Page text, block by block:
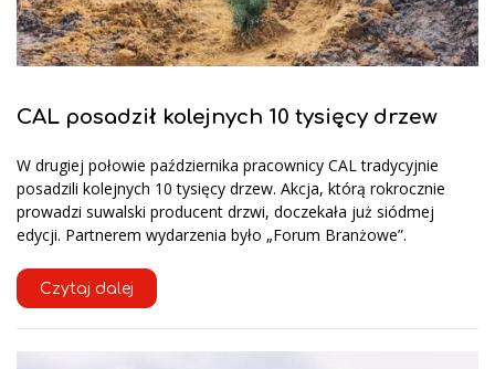
CAL posadził kolejnych 10 tysięcy drzew
W drugiej połowie października pracownicy CAL tradycyjnie
posadzili kolejnych 10 tysięcy drzew. Akcja, którą rokrocznie
prowadzi suwalski producent drzwi, doczekała już siódmej
edycji. Partnerem wydarzenia było „Forum Branżowe”.
Czytaj dalej